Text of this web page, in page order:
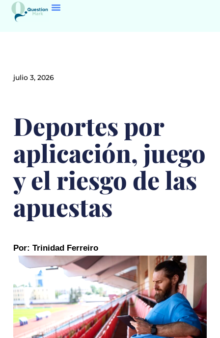
julio 3, 2026
Deportes por
aplicación, juego
y el riesgo de las
apuestas
Por: Trinidad Ferreiro